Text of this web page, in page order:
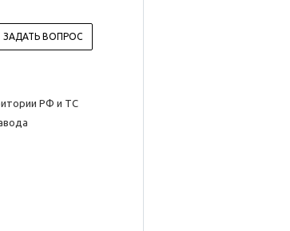
ЗАДАТЬ ВОПРОС
РФ и ТС